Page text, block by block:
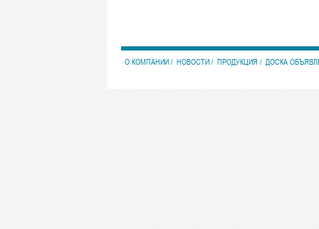
О КОМПАНИИ НОВОСТИ ПРОДУКЦИЯ ДОСКА